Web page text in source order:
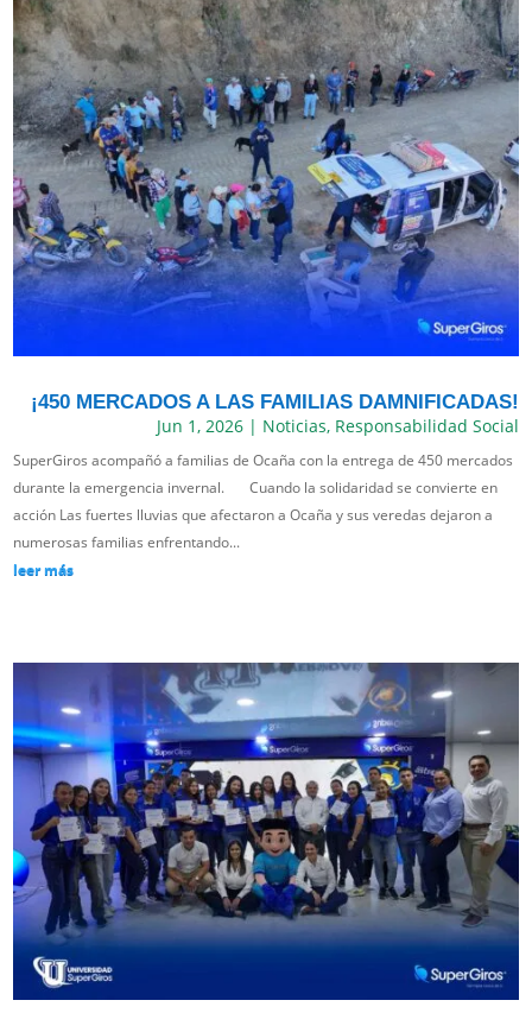
¡450 MERCADOS A LAS FAMILIAS DAMNIFICADAS!
Jun 1, 2026| Noticias, Responsabilidad Social
SuperGiros acompañó a familias de Ocaña con la entrega de 450 mercados
durante la emergencia invernal. Cuando la solidaridad se convierte en
acción Las fuertes lluvias que afectaron a Ocaña y sus veredas dejaron a
numerosas familias enfrentando...
leer más